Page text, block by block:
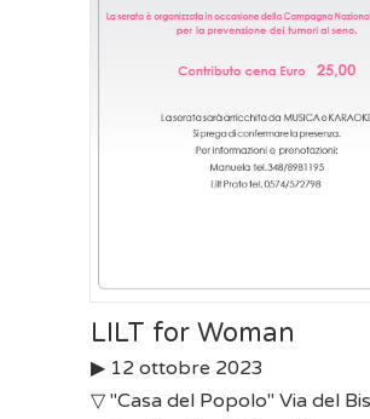
LILT for Woman
▶︎ 12 ottobre 2023
▽ "Casa del Popolo" Via del